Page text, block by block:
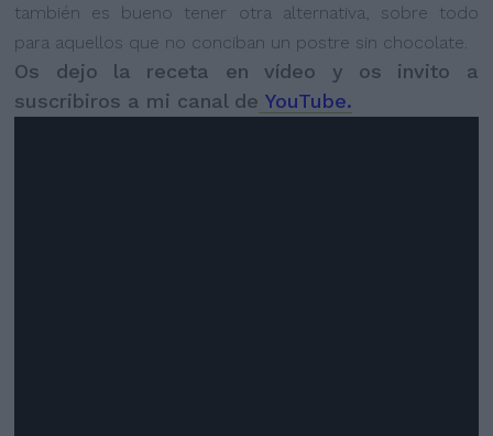
también es bueno tener otra alternativa, sobre todo
para aquellos que no conciban un postre sin chocolate.
Os dejo la receta en vídeo y os invito a
suscribiros a mi canal de YouTube.